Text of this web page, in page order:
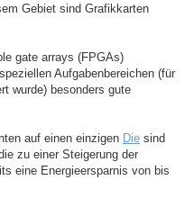
Gebiet sind Grafikkarten
gate arrays (FPGAs)
Aufgabenbereichen (für
wurde) besonders gute
auf einen einzigen Die sind
zu einer Steigerung der
eine Energieersparnis von bis